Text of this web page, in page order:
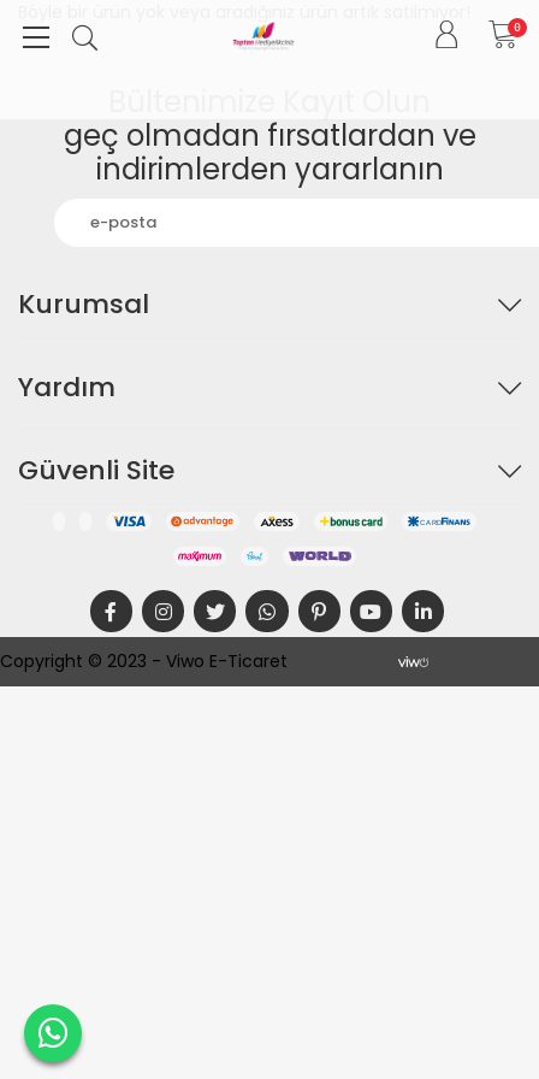
0
geç olmadan fırsatlardan ve
indirimlerden yararlanın
Kurumsal
Yardım
Güvenli Site
Copyright © 2023 - Viwo E-Ticaret